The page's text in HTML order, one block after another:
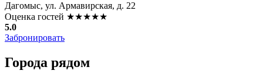
Дагомыс, ул. Армавирская, д. 22
Оценка гостей ★★★★★
5.0
Забронировать
Города рядом